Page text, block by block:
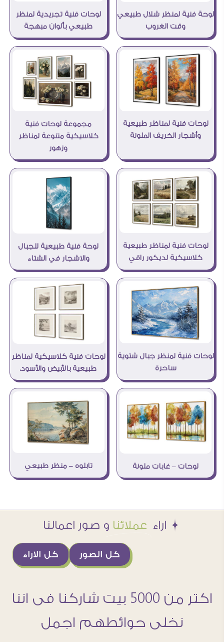
لوحة فنية لمنظر شلال طبيعي
وقت الغروب
لوحات فنية تجريدية لمنظر
طبيعي بألوان مبهجة
لوحات فنية لمناظر طبيعية
وأشجار الخريف الملونة
مجموعة لوحات فنية
كلاسيكية متنوعة لمناظر
وزهور
لوحات فنية لمناظر طبيعية
كلاسيكية لديكور راقي
لوحة فنية طبيعية للجبال
والاشجار في الشتاء
لوحات فنية لمنظر جبال شتوية
ساحرة
لوحات فنية كلاسيكية لمناظر
طبيعية بالأبيض والأسود.
لوحات – غابات ملونة تابلوه – منظر طبيعي
Æ اراء عملائنا و صور اعمالنا
كل الاراء كل الصور
اكتر من 5000 بيت شاركنا فى اننا
نخلى حوائطهم اجمل